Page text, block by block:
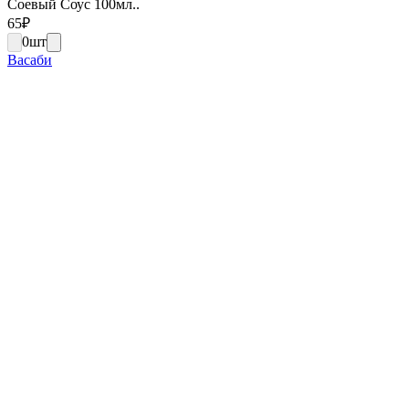
Соевый Соус 100мл..
65₽
0шт
Васаби